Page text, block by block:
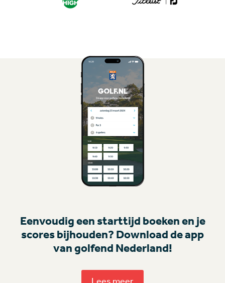
Eenvoudig een starttijd boeken en je
scores bijhouden? Download de app
van golfend Nederland!
Lees meer